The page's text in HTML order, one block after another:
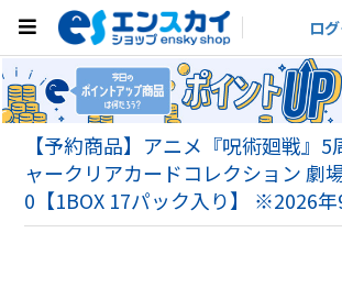
ロ
【予約商品】アニメ『呪術廻戦』5
ャークリアカードコレクション 劇
0【1BOX 17パック入り】 ※2026年